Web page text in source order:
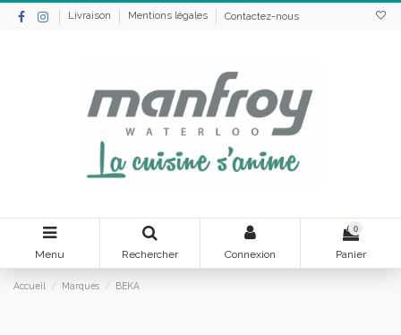
Livraison Mentions légales Contactez-nous
Menu Rechercher Connexion
0
Panier
Accueil Marques BEKA